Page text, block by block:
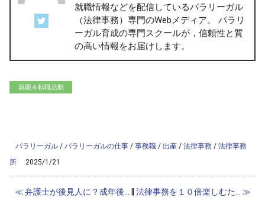
就職情報などを配信しているパラリーガル
（法律事務）専門のWebメディア。 パラリ
ーガル育成の専門スクールが，信頼性と質
の高い情報をお届けします。
就職＆転職活動
パラリーガル / パラリーガルの仕事 / 事務職 / 出産 / 法律事務 / 法律事務
所
2025/1/21
≪ 弁護士が後見人に？成年後... 法律事務を１０倍楽しむた... ≫